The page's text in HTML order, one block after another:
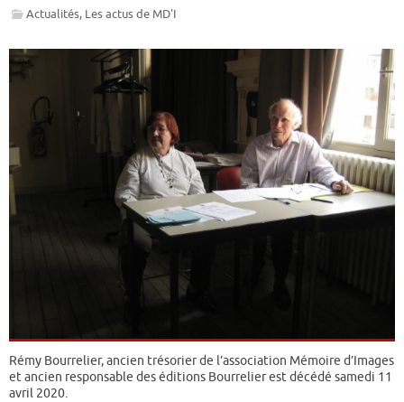
Actualités, Les actus de MD'I
Rémy Bourrelier, ancien trésorier de l’association Mémoire d’Images
et ancien responsable des éditions Bourrelier est décédé samedi 11
avril 2020.